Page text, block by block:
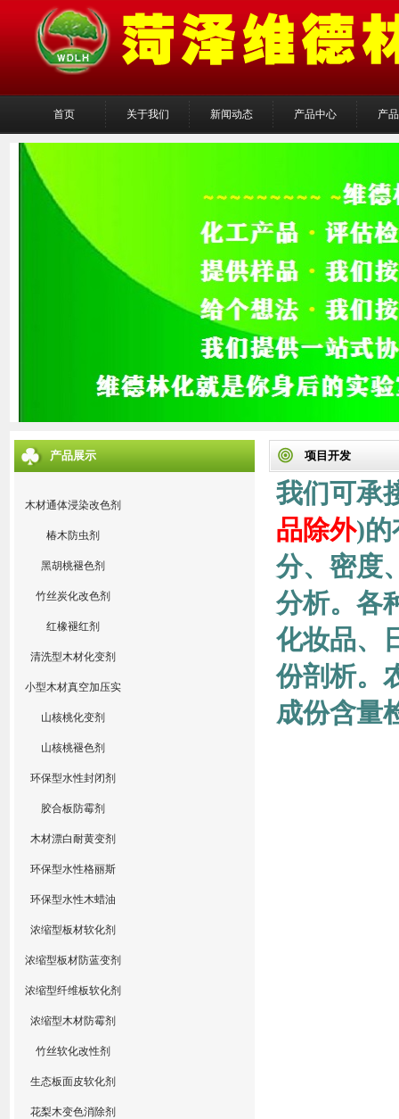
首页 关于我们 新闻动态 产品中心 产
产品展示
木材通体浸染改色剂
椿木防虫剂
黑胡桃褪色剂
竹丝炭化改色剂
红橡褪红剂
清洗型木材化变剂
小型木材真空加压实
山核桃化变剂
山核桃褪色剂
环保型水性封闭剂
胶合板防霉剂
木材漂白耐黄变剂
环保型水性格丽斯
环保型水性木蜡油
浓缩型板材软化剂
浓缩型板材防蓝变剂
浓缩型纤维板软化剂
浓缩型木材防霉剂
竹丝软化改性剂
生态板面皮软化剂
花梨木变色消除剂
项目开发
我们可承
品除外)的
分、密度
分析。各
化妆品、
份剖析。
成份含量